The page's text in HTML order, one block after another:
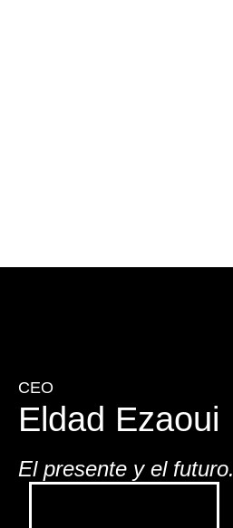
CEO
Eldad Ezaoui
El presente y el futuro.